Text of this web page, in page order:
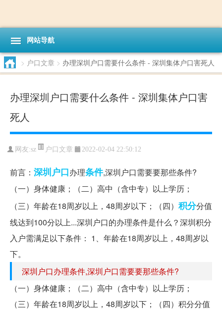
网站导航
> 户口文章 > 办理深圳户口需要什么条件 - 深圳集体户口害死人
办理深圳户口需要什么条件 - 深圳集体户口害
死人
网友:sz 户口文章 2022-02-04 22:50:12
前言： 深圳户口办理条件,深圳户口需要要那些条件?
（一）身体健康；（二）高中（含中专）以上学历；
（三）年龄在18周岁以上，48周岁以下；（四） 积分分值
线达到100分以上...深圳户口的办理条件是什么？深圳积分
入户需满足以下条件： 1、年龄在18周岁以上，48周岁以
下。
深圳户口办理条件,深圳户口需要要那些条件?
（一）身体健康；（二）高中（含中专）以上学历；
（三）年龄在18周岁以上，48周岁以下；（四）积分分值